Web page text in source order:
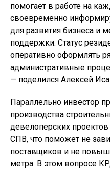
помогает в работе на
своевременно
для развития бизнеса и
поддержки. Статус
оперативно оформлять
административные
— поделился Алексей
Параллельно инвестор
производства
девелоперских
СПВ, что поможет не
поставщиков и не
метра. В этом вопросе